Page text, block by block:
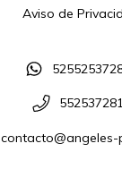
Aviso de
contacto@angeles-